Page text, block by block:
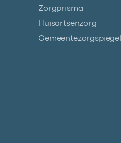
Zorgprisma
Huisartsenzorg
Gemeentezorgspiegel